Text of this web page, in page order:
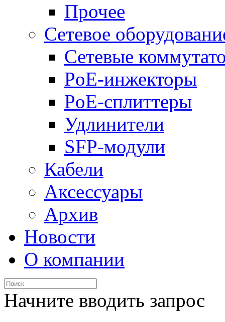
Прочее
Сетевое
Сетевые
PoE-инжекторы
PoE-сплиттеры
Удлинители
SFP-модули
Кабели
Аксессуары
Архив
Новости
О компании
Начните вводить запрос